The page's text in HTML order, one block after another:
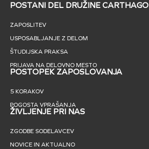
POSTANI DEL DRUŽINE CARTHAGO
ZAPOSLITEV
USPOSABLJANJE Z DELOM
ŠTUDIJSKA PRAKSA
PRIJAVA NA DELOVNO MESTO
POSTOPEK ZAPOSLOVANJA
5 KORAKOV
POGOSTA VPRAŠANJA
ŽIVLJENJE PRI NAS
ZGODBE SODELAVCEV
NOVICE IN AKTUALNO